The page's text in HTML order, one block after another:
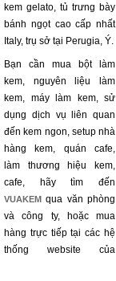
kem gelato, tủ trưng bày
bánh ngọt cao cấp nhất
Italy, trụ sở tại Perugia, Ý.
Bạn cần mua bột làm
kem, nguyên liệu làm
kem, máy làm kem, sử
dụng dịch vụ liên quan
đến kem ngon, setup nhà
hàng kem, quán cafe,
làm thương hiệu kem,
cafe, hãy tìm đến
VUAKEM qua văn phòng
và công ty, hoặc mua
hàng trực tiếp tại các hệ
thống website của